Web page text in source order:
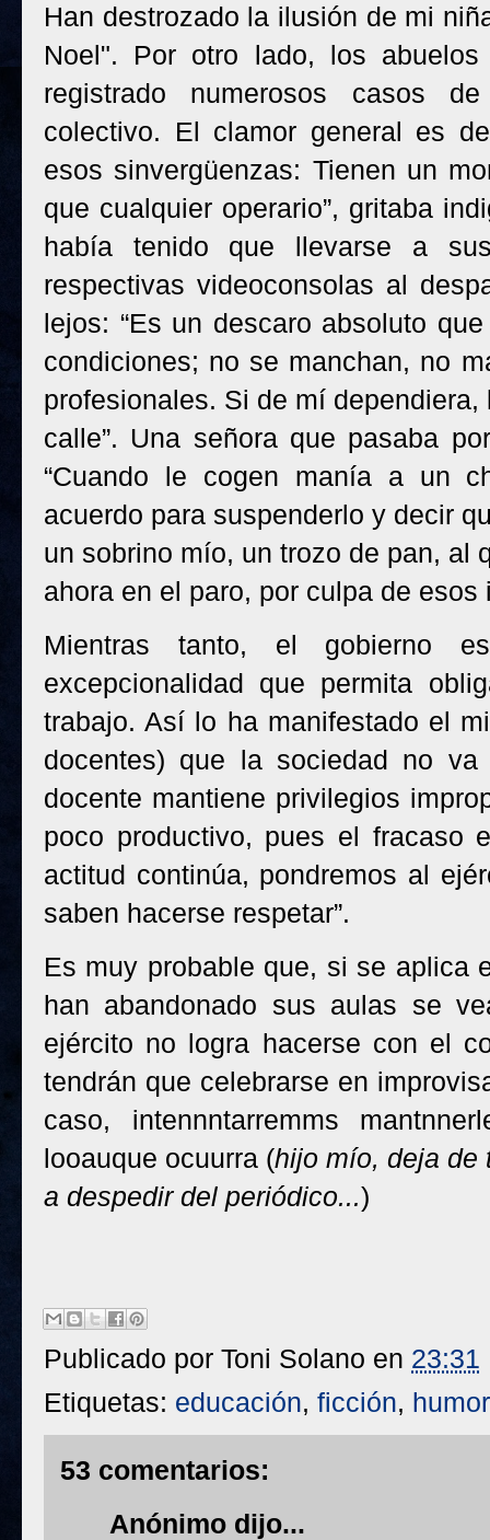
Han destrozado la ilusión de mi
Noel". Por otro lado, los
registrado numerosos casos
colectivo. El clamor general es
esos sinvergüenzas: Tienen un
que cualquier operario”, gritaba
había tenido que llevarse a
respectivas videoconsolas al
lejos: “Es un descaro absoluto
condiciones; no se manchan, no
profesionales. Si de mí
calle”. Una señora que pasaba
“Cuando le cogen manía a un
acuerdo para suspenderlo y decir
un sobrino mío, un trozo de pan, al
ahora en el paro, por culpa de esos
Mientras tanto, el gobierno
excepcionalidad que permita
trabajo. Así lo ha manifestado el
docentes) que la sociedad no
docente mantiene privilegios
poco productivo, pues el fracaso
actitud continúa, pondremos al
saben hacerse respetar”.
Es muy probable que, si se aplica
han abandonado sus aulas se
ejército no logra hacerse con el
tendrán que celebrarse en
caso, intennntarremms
looauque ocuurra (hijo mío, deja de
a despedir del periódico...)
Publicado por Toni Solano en 23:31
Etiquetas: educación, ficción, humor
53 comentarios:
Anónimo dijo...